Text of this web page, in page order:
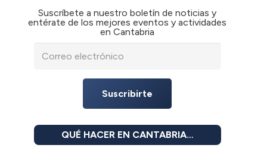
Suscríbete a nuestro boletín de noticias y
entérate de los mejores eventos y actividades
en Cantabria
Suscribirte
QUÉ HACER EN CANTABRIA…